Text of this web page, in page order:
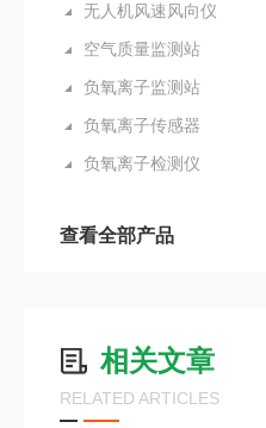
无人机风速风向仪
空气质量监测站
负氧离子监测站
负氧离子传感器
负氧离子检测仪
查看全部产品
相关文章
RELATED ARTICLES